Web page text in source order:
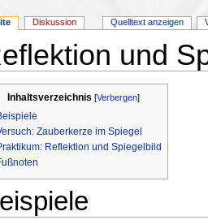
und
Inhaltsverzeichnis [Verbergen]
Zauberkerze im Spiegel
Reflektion und Spiegelbild
Diskussion Quelltext anzeigen